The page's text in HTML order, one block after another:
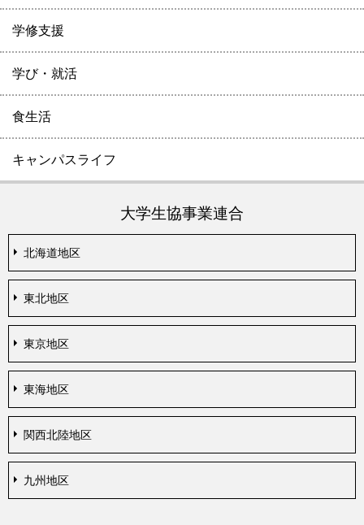
学修支援
学び・就活
食生活
キャンパスライフ
大学生協事業連合
北海道地区
東北地区
東京地区
東海地区
関西北陸地区
九州地区